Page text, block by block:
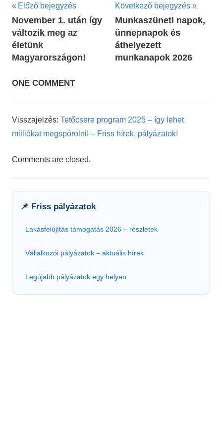
Bejegyzés
navigáció
Előző bejegyzés
November 1. után így
változik meg az
életünk
Magyarországon!
Következő bejegyzés
Munkaszüneti napok,
ünnepnapok és
áthelyezett
munkanapok 2026
ONE COMMENT
Visszajelzés: Tetőcsere program 2025 – így lehet
milliókat megspórolni! – Friss hírek, pályázatok!
Comments are closed.
📌 Friss pályázatok
Lakásfelújítás támogatás 2026 – részletek
Vállalkozói pályázatok – aktuális hírek
Legújabb pályázatok egy helyen